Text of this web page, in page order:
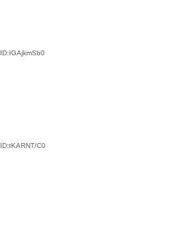
ID:IGAjkmSb0
ID:tKARNT/C0